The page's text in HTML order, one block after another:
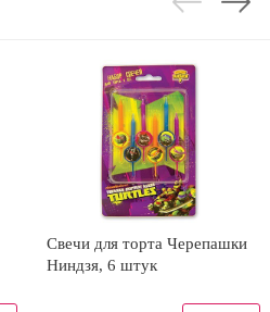
Свечи для торта Черепашки
Ниндзя, 6 штук